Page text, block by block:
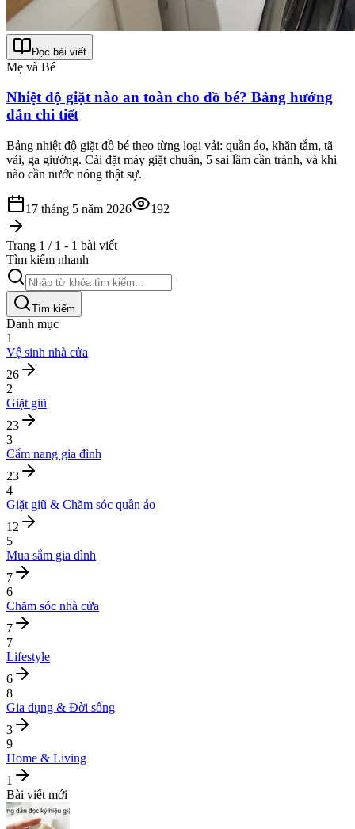
Đọc bài viết
Mẹ và Bé
Nhiệt độ giặt nào an toàn cho đồ bé? Bảng hướng
dẫn chi tiết
Bảng nhiệt độ giặt đồ bé theo từng loại vải: quần áo, khăn tắm, tã
vải, ga giường. Cài đặt máy giặt chuẩn, 5 sai lầm cần tránh, và khi
nào cần nước nóng thật sự.
17 tháng 5 năm 2026 192
Trang 1 / 1 - 1 bài viết
Tìm kiếm nhanh
Tìm kiếm
Danh mục
1
Vệ sinh nhà cửa
26
2
Giặt giũ
23
3
Cẩm nang gia đình
23
4
Giặt giũ & Chăm sóc quần áo
12
5
Mua sắm gia đình
7
6
Chăm sóc nhà cửa
7
7
Lifestyle
6
8
Gia dụng & Đời sống
3
9
Home & Living
1
Bài viết mới